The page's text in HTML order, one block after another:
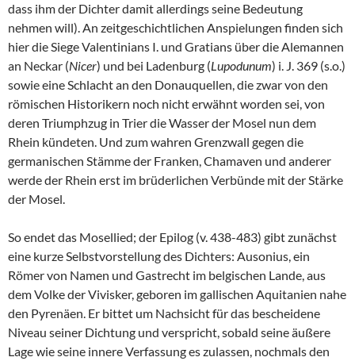
dass ihm der Dichter damit allerdings seine Bedeutung
nehmen will). An zeitgeschichtlichen Anspielungen finden sich
hier die Siege Valentinians I. und Gratians über die Alemannen
an Neckar (Nicer) und bei Ladenburg (Lupodunum) i. J. 369 (s.o.)
sowie eine Schlacht an den Donauquellen, die zwar von den
römischen Historikern noch nicht erwähnt worden sei, von
deren Triumphzug in Trier die Wasser der Mosel nun dem
Rhein kündeten. Und zum wahren Grenzwall gegen die
germanischen Stämme der Franken, Chamaven und anderer
werde der Rhein erst im brüderlichen Verbünde mit der Stärke
der Mosel.
So endet das Mosellied; der Epilog (v. 438-483) gibt zunächst
eine kurze Selbstvorstellung des Dichters: Ausonius, ein
Römer von Namen und Gastrecht im belgischen Lande, aus
dem Volke der Vivisker, geboren im gallischen Aquitanien nahe
den Pyrenäen. Er bittet um Nachsicht für das bescheidene
Niveau seiner Dichtung und verspricht, sobald seine äußere
Lage wie seine innere Verfassung es zulassen, nochmals den